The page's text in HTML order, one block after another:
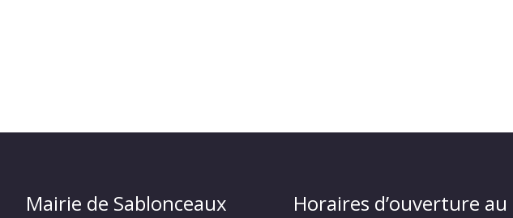
Mairie de Sablonceaux
Horaires d’ouverture au